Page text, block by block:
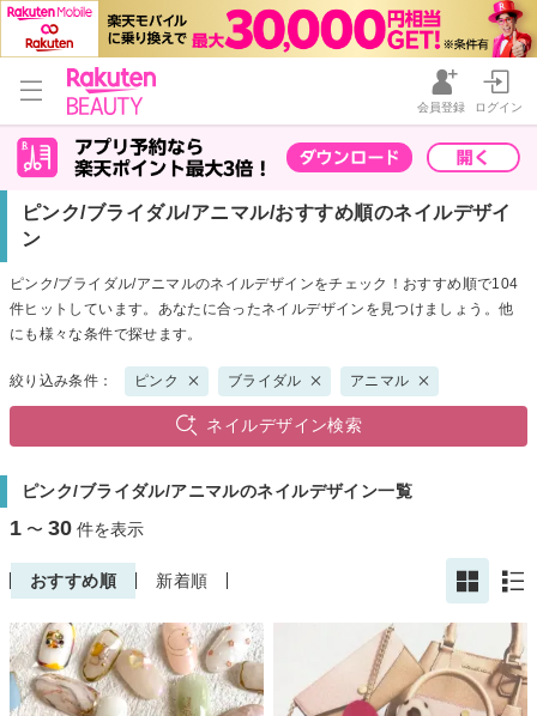
会員登録 ログイン
ピンク/ブライダル/アニマル/おすすめ順のネイルデザイ
ン
ピンク/ブライダル/アニマルのネイルデザインをチェック！おすすめ順で104
件ヒットしています。あなたに合ったネイルデザインを見つけましょう。他
にも様々な条件で探せます。
絞り込み条件： ピンク ブライダル アニマル
ネイルデザイン検索
ピンク/ブライダル/アニマルのネイルデザイン一覧
1 〜 30 件を表示
おすすめ順 新着順